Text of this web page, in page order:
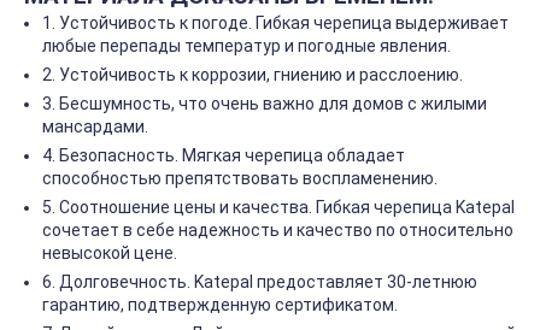
1. Устойчивость к погоде. Гибкая черепица выдерживает
любые перепады температур и погодные явления.
2. Устойчивость к коррозии, гниению и расслоению.
3. Бесшумность, что очень важно для домов с жилыми
мансардами.
4. Безопасность. Мягкая черепица обладает
способностью препятствовать воспламенению.
5. Соотношение цены и качества. Гибкая черепица Katepal
сочетает в себе надежность и качество по относительно
невысокой цене.
6. Долговечность. Katepal предоставляет 30-летнюю
гарантию, подтвержденную сертификатом.